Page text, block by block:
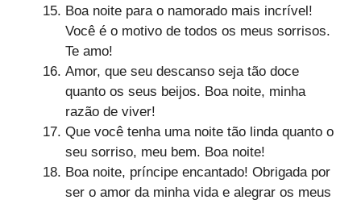
Boa noite para o namorado mais incrível!
Você é o motivo de todos os meus sorrisos.
Te amo!
Amor, que seu descanso seja tão doce
quanto os seus beijos. Boa noite, minha
razão de viver!
Que você tenha uma noite tão linda quanto o
seu sorriso, meu bem. Boa noite!
Boa noite, príncipe encantado! Obrigada por
ser o amor da minha vida e alegrar os meus